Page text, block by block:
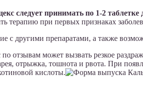
следует принимать по 1-2 таблетке
терапию при первых признаках
с другими препаратами, а также
отзывам может вызвать резкое
отрыжка, тошнота и рвота. При
кислоты.